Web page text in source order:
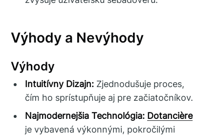
Výhody a Nevýhody
Výhody
Intuitívny Dizajn: Zjednodušuje proces,
čím ho sprístupňuje aj pre začiatočníkov.
Najmodernejšia Technológia: Dotancière
je vybavená výkonnými, pokročilými